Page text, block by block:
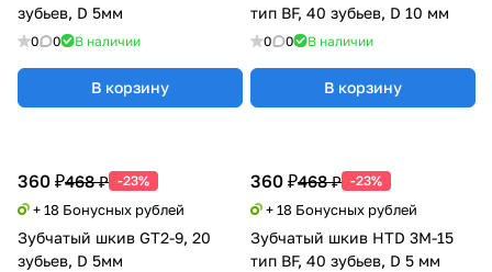
зубьев, D 5мм
0 0 В наличии
В корзину
тип BF, 40 зубьев, D 10 мм
0 0 В наличии
В корзину
360 ₽468 ₽ -23%
+ 18 Бонусных рублей
Зубчатый шкив GT2-9, 20
зубьев, D 5мм
360 ₽468 ₽ -23%
+ 18 Бонусных рублей
Зубчатый шкив HTD 3M-15
тип BF, 40 зубьев, D 5 мм